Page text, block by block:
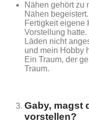
Nähen gehört zu
Nähen
Fertigkeit eigene
Vorstellung
Läden nicht
und mein Hobby
Ein Traum, der
Traum.
Gaby, magst
vorstellen?